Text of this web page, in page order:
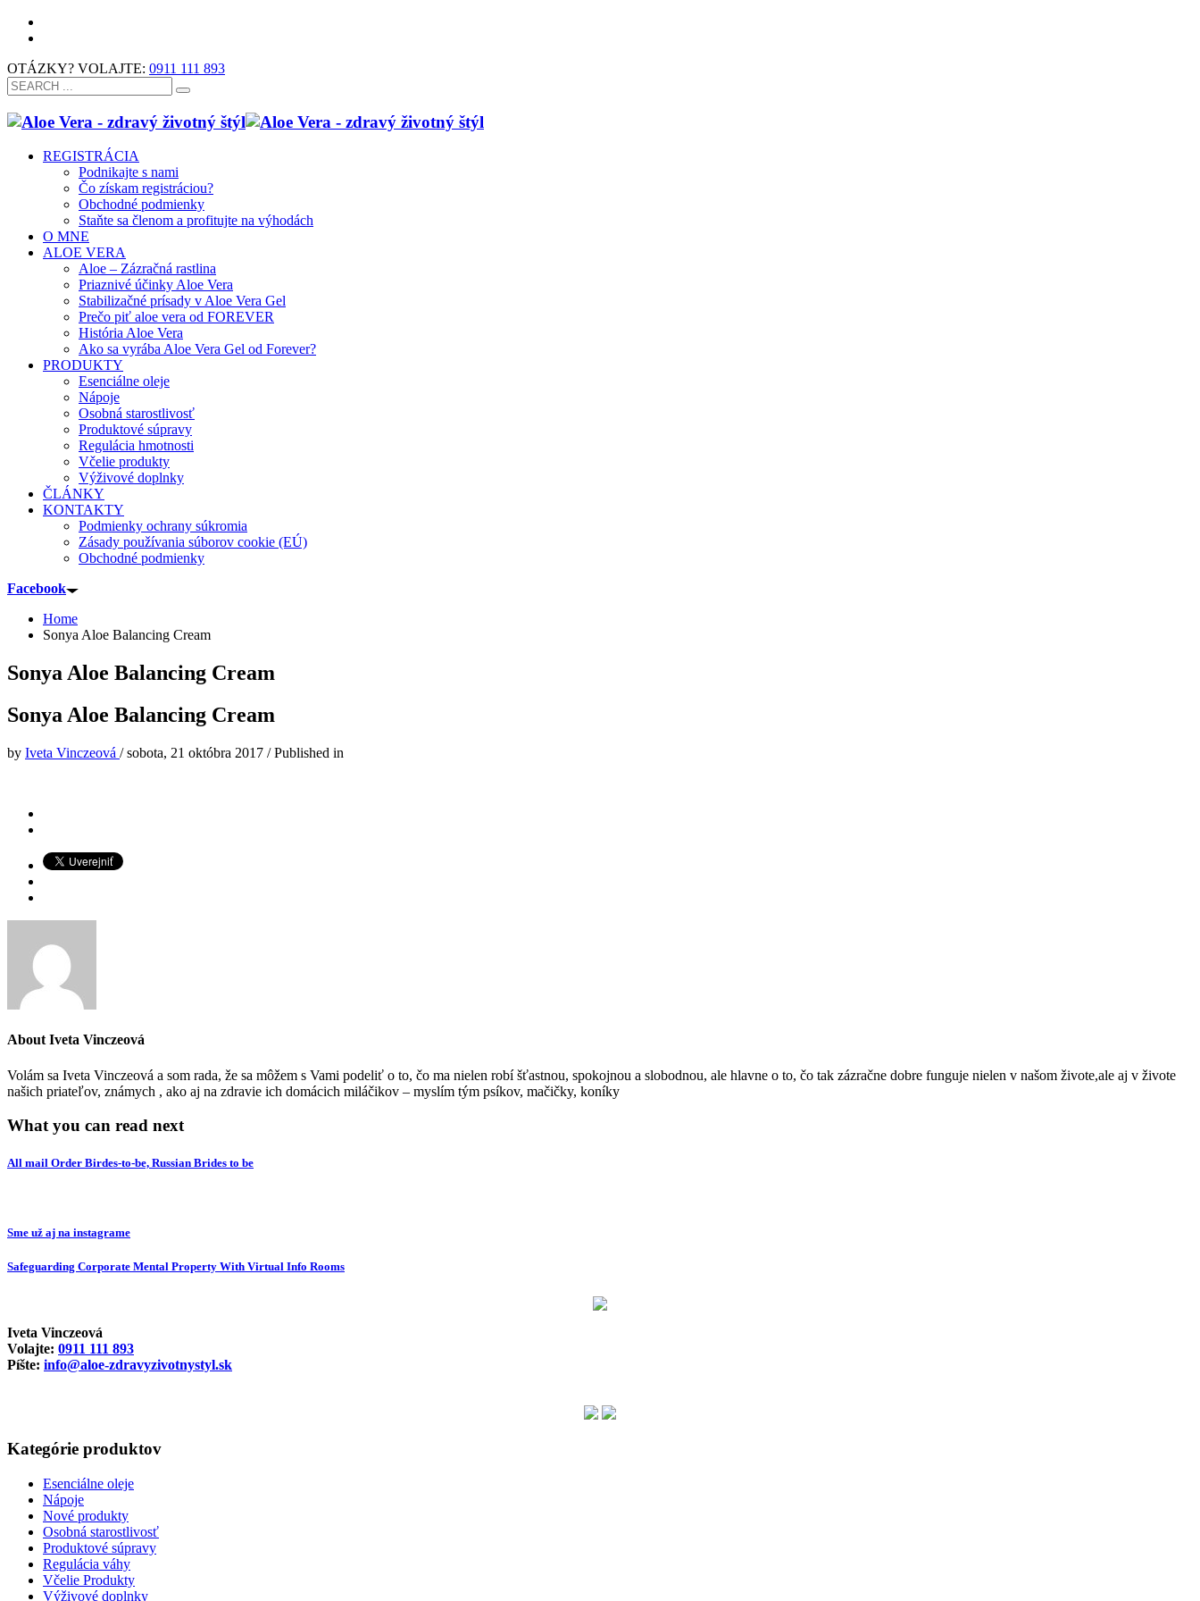
OTÁZKY? VOLAJTE: 0911 111 893
REGISTRÁCIA
Podnikajte s nami
Čo získam registráciou?
Obchodné podmienky
Staňte sa členom a profitujte na výhodách
O MNE
ALOE VERA
Aloe – Zázračná rastlina
Priaznivé účinky Aloe Vera
Stabilizačné prísady v Aloe Vera Gel
Prečo piť aloe vera od FOREVER
História Aloe Vera
Ako sa vyrába Aloe Vera Gel od Forever?
PRODUKTY
Esenciálne oleje
Nápoje
Osobná starostlivosť
Produktové súpravy
Regulácia hmotnosti
Včelie produkty
Výživové doplnky
ČLÁNKY
KONTAKTY
Podmienky ochrany súkromia
Zásady používania súborov cookie (EÚ)
Obchodné podmienky
Facebook
Home
Sonya Aloe Balancing Cream
Sonya Aloe Balancing Cream
Sonya Aloe Balancing Cream
by Iveta Vinczeová /sobota, 21 októbra 2017 /Published in
AboutIveta Vinczeová
Volám sa Iveta Vinczeová a som rada, že sa môžem s Vami podeliť o to, čo ma nielen robí šťastnou, spokojnou a slobodnou, ale hlavne o to, čo tak zázračne dobre funguje nielen v našom živote,ale aj v živote
našich priateľov, známych , ako aj na zdravie ich domácich miláčikov – myslím tým psíkov, mačičky, koníky
What you can read next
All mail Order Birdes-to-be, Russian Brides to be
Sme už aj na instagrame
Safeguarding Corporate Mental Property With Virtual Info Rooms
Iveta Vinczeová
Volajte: 0911 111 893
Píšte: info@aloe-zdravyzivotnystyl.sk
Kategórie produktov
Esenciálne oleje
Nápoje
Nové produkty
Osobná starostlivosť
Produktové súpravy
Regulácia váhy
Včelie Produkty
Výživové doplnky